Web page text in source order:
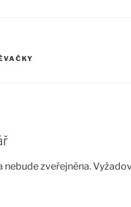
nebude zveřejněna.